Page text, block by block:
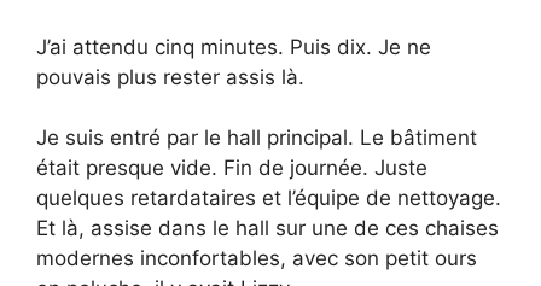
J’ai attendu cinq minutes. Puis dix. Je ne
pouvais plus rester assis là.
Je suis entré par le hall principal. Le bâtiment
était presque vide. Fin de journée. Juste
quelques retardataires et l’équipe de nettoyage.
Et là, assise dans le hall sur une de ces chaises
modernes inconfortables, avec son petit ours